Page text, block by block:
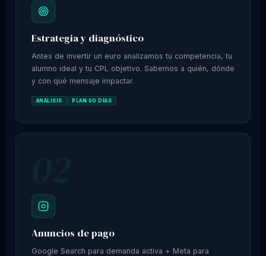
Estrategia y diagnóstico
Antes de invertir un euro analizamos tu competencia, tu
alumno ideal y tu CPL objetivo. Sabemos a quién, dónde
y con qué mensaje impactar.
ANÁLISIS PLAN 90 DÍAS
Anuncios de pago
Google Search para demanda activa + Meta para